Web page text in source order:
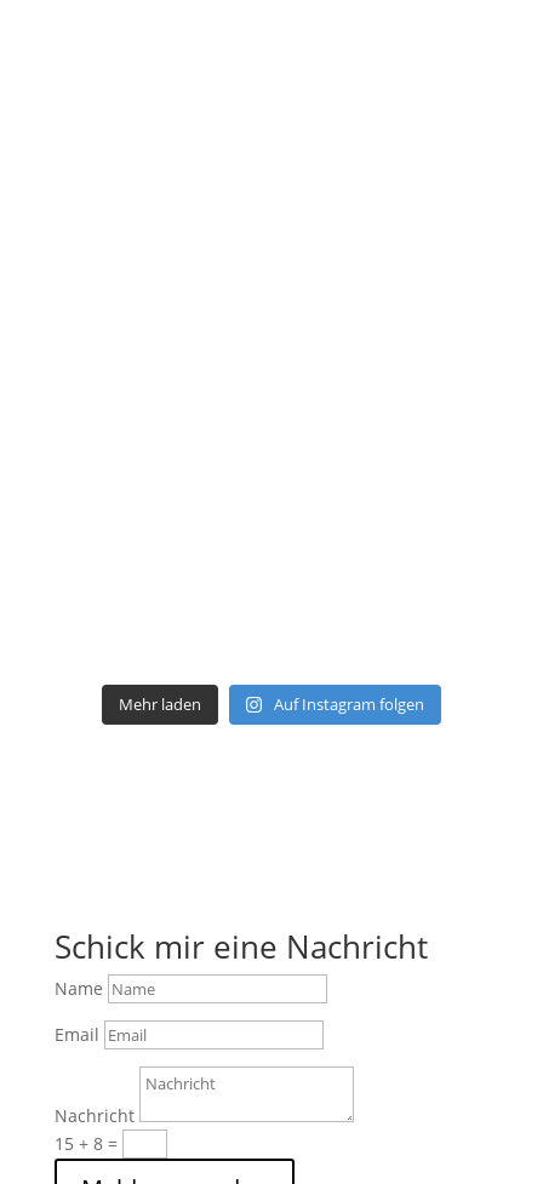
Mehr laden Auf Instagram folgen
Schick mir eine Nachricht
Name
Email
Nachricht
15 + 8=